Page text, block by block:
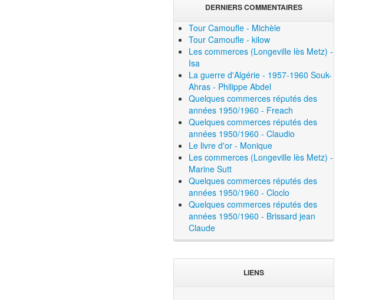
DERNIERS COMMENTAIRES
Tour Camoufle - Michèle
Tour Camoufle - kilow
Les commerces (Longeville lès Metz) -
Isa
La guerre d'Algérie - 1957-1960 Souk-
Ahras - Philippe Abdel
Quelques commerces réputés des
années 1950/1960 - Freach
Quelques commerces réputés des
années 1950/1960 - Claudio
Le livre d'or - Monique
Les commerces (Longeville lès Metz) -
Marine Sutt
Quelques commerces réputés des
années 1950/1960 - Cloclo
Quelques commerces réputés des
années 1950/1960 - Brissard jean
Claude
LIENS